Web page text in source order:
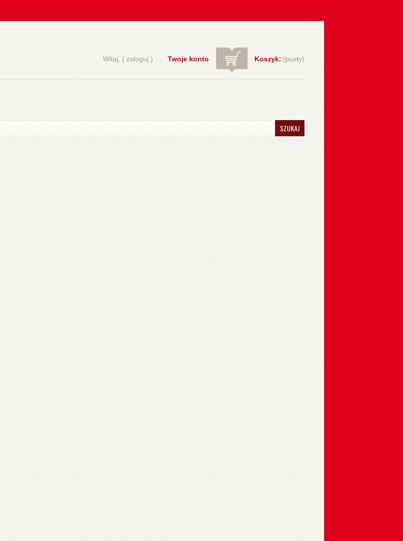
Koszyk: (pusty)
Twoje konto
Witaj, ( zaloguj )
SZUKAJ